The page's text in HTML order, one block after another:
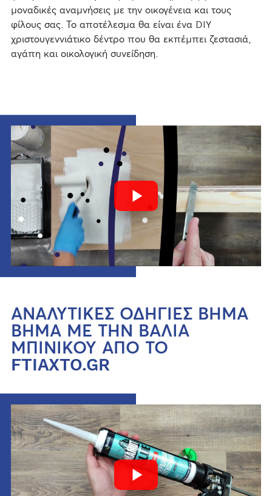
μοναδικές αναμνήσεις με την οικογένεια και τους
φίλους σας. Το αποτέλεσμα θα είναι ένα DIY
χριστουγεννιάτικο δέντρο που θα εκπέμπει ζεστασιά,
αγάπη και οικολογική συνείδηση.
ΑΝΑΛΥΤΙΚΕΣ ΟΔΗΓΙΕΣ ΒΗΜΑ
ΒΗΜΑ ΜΕ ΤΗΝ ΒΑΛΙΑ
ΜΠΙΝΙΚΟΥ ΑΠΟ ΤΟ
FTIAXTO.GR